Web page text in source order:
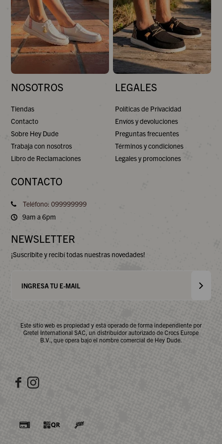
NOSOTROS
Tiendas
Contacto
Sobre Hey Dude
Trabaja con nosotros
Libro de Reclamaciones
LEGALES
Políticas de Privacidad
Envíos y devoluciones
Preguntas frecuentes
Términos y condiciones
Legales y promociones
CONTACTO
Teléfono: 099999999
9am a 6pm
NEWSLETTER
¡Suscribite y recibí todas nuestras novedades!
 
Este sitio web es propiedad y está operado de forma independiente por
Gretel International SAC, un distribuidor autorizado de Crocs Europe
B.V., que opera bajo el nombre comercial de Hey Dude.